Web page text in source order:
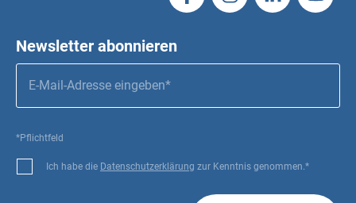
Newsletter abonnieren
*Pflichtfeld
Ich habe die Datenschutzerklärung zur Kenntnis genommen.*